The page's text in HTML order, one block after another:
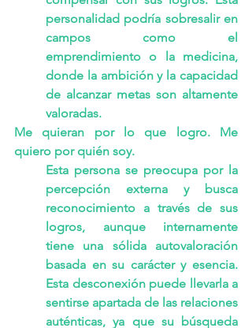
personalidad podría sobresalir en
campos como el
emprendimiento o la medicina,
donde la ambición y la capacidad
de alcanzar metas son altamente
valoradas.
Me quieran por lo que logro. Me
quiero por quién soy.
Esta persona se preocupa por la
percepción externa y busca
reconocimiento a través de sus
logros, aunque internamente
tiene una sólida autovaloración
basada en su carácter y esencia.
Esta desconexión puede llevarla a
sentirse apartada de las relaciones
auténticas, ya que su búsqueda